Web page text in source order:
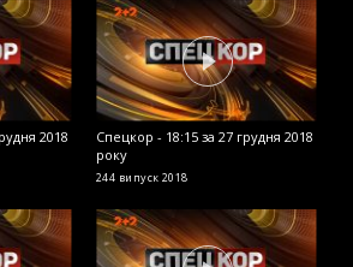
2018
Спецкор - 18:15 за 27 грудня 2018
року
244 випуск 2018